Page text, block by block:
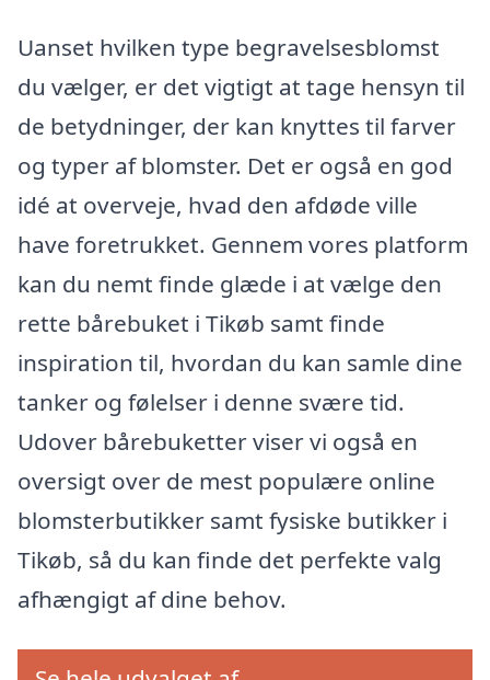
Uanset hvilken type begravelsesblomst
du vælger, er det vigtigt at tage hensyn til
de betydninger, der kan knyttes til farver
og typer af blomster. Det er også en god
idé at overveje, hvad den afdøde ville
have foretrukket. Gennem vores platform
kan du nemt finde glæde i at vælge den
rette bårebuket i Tikøb samt finde
inspiration til, hvordan du kan samle dine
tanker og følelser i denne svære tid.
Udover bårebuketter viser vi også en
oversigt over de mest populære online
blomsterbutikker samt fysiske butikker i
Tikøb, så du kan finde det perfekte valg
afhængigt af dine behov.